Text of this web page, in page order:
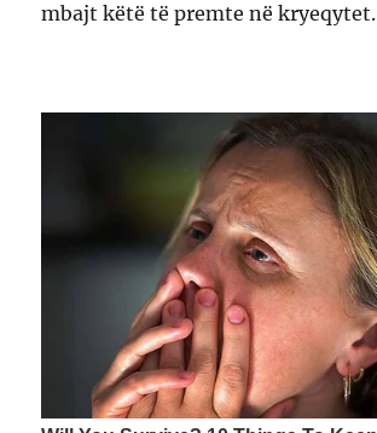
mbajt këtë të premte në kryeqytet.